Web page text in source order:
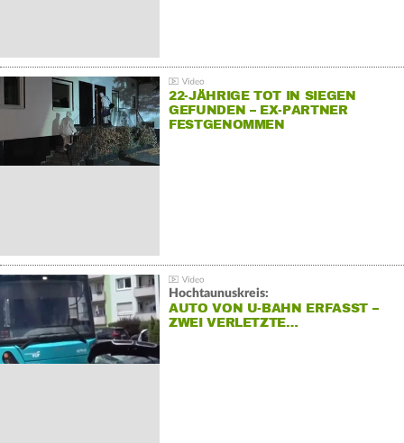
22-JÄHRIGE TOT IN SIEGEN
GEFUNDEN – EX-PARTNER
FESTGENOMMEN
Hochtaunuskreis:
AUTO VON U-BAHN ERFASST –
ZWEI VERLETZTE…